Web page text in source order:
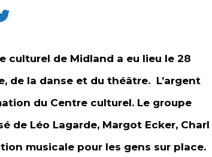
culturel de Midland a eu lieu le 28
de la danse et du théâtre. L’argent
du Centre culturel. Le groupe
de Léo Lagarde, Margot Ecker, Charl
musicale pour les gens sur place.